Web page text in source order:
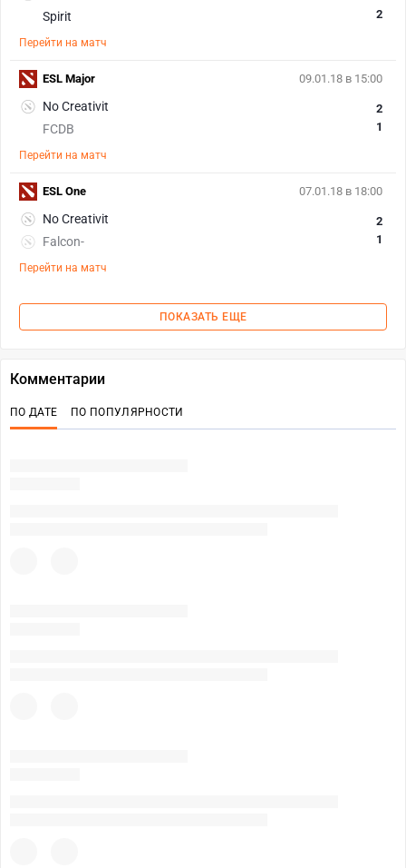
Spirit
2
Перейти на матч
09.01.18 в 15:00
No Creativit
FCDB
2
1
Перейти на матч
ESL Major
07.01.18 в 18:00
No Creativit
Falcon-
2
1
Перейти на матч
ESL One
ПОКАЗАТЬ ЕЩЕ
Комментарии
ПО ДАТЕ ПО ПОПУЛЯРНОСТИ